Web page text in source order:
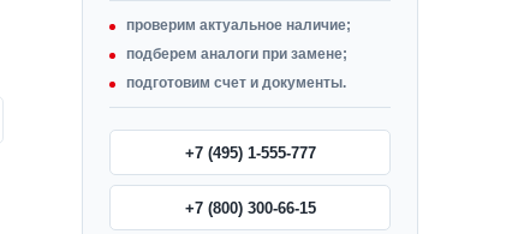
проверим актуальное наличие;
подберем аналоги при замене;
подготовим счет и документы.
+7 (495) 1-555-777
+7 (800) 300-66-15